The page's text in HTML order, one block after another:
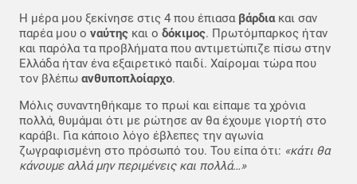
Η μέρα μου ξεκίνησε στις 4 που έπιασα βάρδιακαι σαν
παρέα μου ο ναύτης και ο δόκιμος. Πρωτόμπαρκος ήταν
και παρόλα τα προβλήματα που αντιμετώπιζε πίσω στην
Ελλάδα ήταν ένα εξαιρετικό παιδί. Χαίρομαι τώρα που
τον βλέπω ανθυποπλοίαρχο.
Μόλις συναντηθήκαμε το πρωί και είπαμε τα χρόνια
πολλά, θυμάμαι ότι με ρώτησε αν θα έχουμε γιορτή στο
καράβι. Για κάποιο λόγο έβλεπες την αγωνία
ζωγραφισμένη στο πρόσωπό του. Του είπα ότι: «κάτι θα
κάνουμε αλλά μην περιμένεις και πολλά…»